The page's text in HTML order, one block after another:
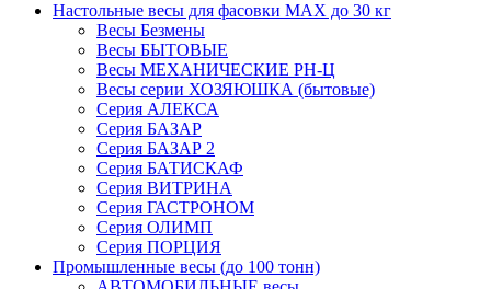
Настольные весы для фасовки MAX до 30 кг
Весы Безмены
Весы БЫТОВЫЕ
Весы МЕХАНИЧЕСКИЕ РН-Ц
Весы серии ХОЗЯЮШКА (бытовые)
Серия АЛЕКСА
Серия БАЗАР
Серия БАЗАР 2
Серия БАТИСКАФ
Серия ВИТРИНА
Серия ГАСТРОНОМ
Серия ОЛИМП
Серия ПОРЦИЯ
Промышленные весы (до 100 тонн)